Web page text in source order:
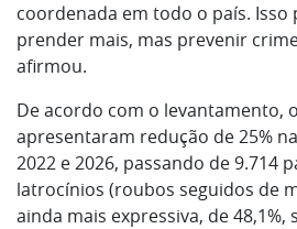
coordenada em todo o país. Isso
prender mais, mas prevenir
afirmou.
De acordo com o levantamento,
apresentaram redução de 25%
2022 e 2026, passando de 9.714
latrocínios (roubos seguidos de
ainda mais expressiva, de 48,1%,